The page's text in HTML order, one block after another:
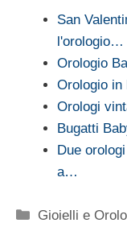
San
l'orologio…
Orologio
Orologio in
Orologi
Bugatti
Due
a…
Categorie
Gioielli e